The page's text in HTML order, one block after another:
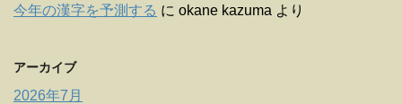
今年の漢字を予測する に okane kazuma より
アーカイブ
2026年7月